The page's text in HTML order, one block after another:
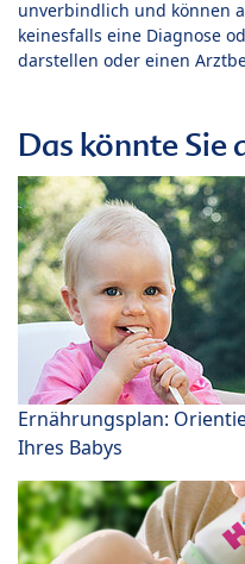
unverbindlich und können
keinesfalls eine Diagnose
darstellen oder einen
Das könnte Sie
Ernährungsplan:
Ihres Babys